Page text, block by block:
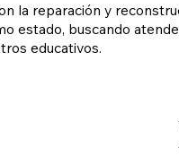
la reparación y
estado, buscando
educativos.